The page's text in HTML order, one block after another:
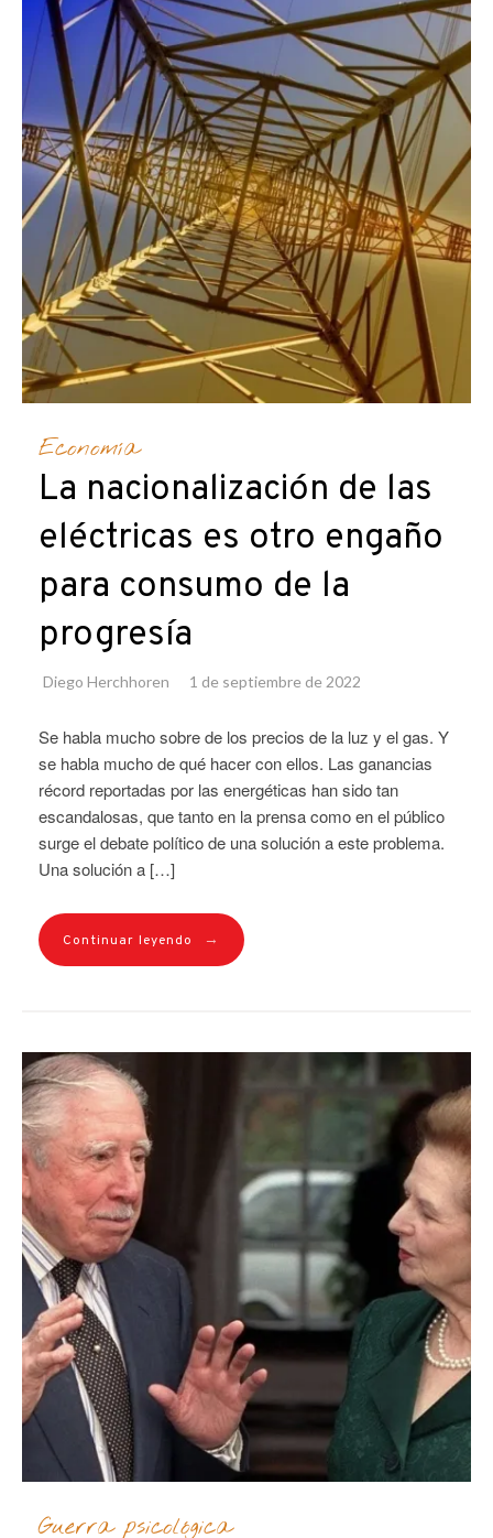
Economía
La nacionalización de las
eléctricas es otro engaño
para consumo de la
progresía
Diego Herchhoren 1 de septiembre de 2022
Se habla mucho sobre de los precios de la luz y el gas. Y
se habla mucho de qué hacer con ellos. Las ganancias
récord reportadas por las energéticas han sido tan
escandalosas, que tanto en la prensa como en el público
surge el debate político de una solución a este problema.
Una solución a […]
Continuar leyendo →
Guerra psicológica